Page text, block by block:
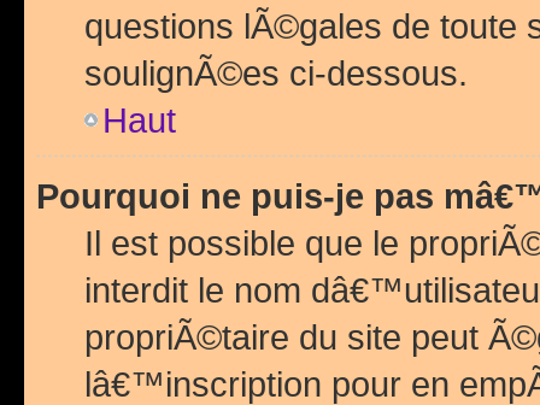
questions lÃ©gales de
soulignÃ©es ci-dessous.
Haut
Pourquoi ne puis-je pas
Il est possible que le
interdit le nom
propriÃ©taire du site peut
lâ€™inscription pour en